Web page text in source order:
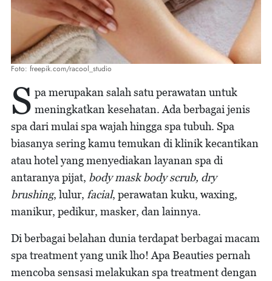
Foto: freepik.com/racool_studio
S pa merupakan salah satu perawatan untuk
meningkatkan kesehatan. Ada berbagai jenis
spa dari mulai spa wajah hingga spa tubuh. Spa
biasanya sering kamu temukan di klinik kecantikan
atau hotel yang menyediakan layanan spa di
antaranya pijat, body mask body scrub, dry
brushing, lulur, facial, perawatan kuku, waxing,
manikur, pedikur, masker, dan lainnya.
Di berbagai belahan dunia terdapat berbagai macam
spa treatment yang unik lho! Apa Beauties pernah
mencoba sensasi melakukan spa treatment dengan